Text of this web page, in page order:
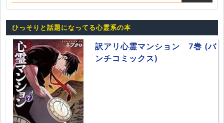
ひっそりと話題になってる心霊系の本
訳アリ心霊マンション 7巻 (バ
ンチコミックス)